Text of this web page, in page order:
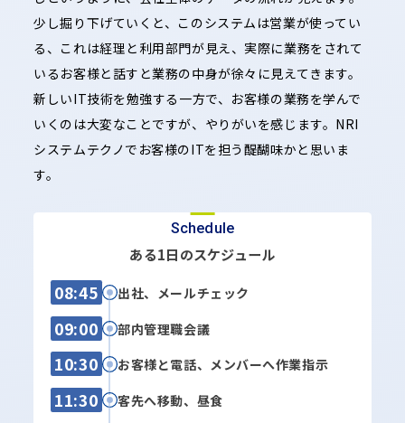
少し掘り下げていくと、このシステムは営業が使ってい
る、これは経理と利用部門が見え、実際に業務をされて
いるお客様と話すと業務の中身が徐々に見えてきます。
新しいIT技術を勉強する一方で、お客様の業務を学んで
いくのは大変なことですが、やりがいを感じます。NRI
システムテクノでお客様のITを担う醍醐味かと思いま
す。
Schedule
ある1日のスケジュール
08:45 出社、メールチェック
09:00 部内管理職会議
10:30 お客様と電話、メンバーへ作業指示
11:30 客先へ移動、昼食